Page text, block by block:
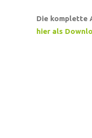
Die komplette
hier als